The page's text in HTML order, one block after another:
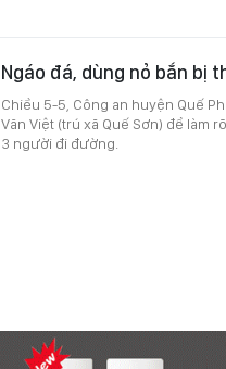
Ngáo đá, dùng nỏ bắn bị
Chiều 5-5, Công an huyện Quế
Văn Việt (trú xã Quế Sơn) để làm
3 người đi đường.